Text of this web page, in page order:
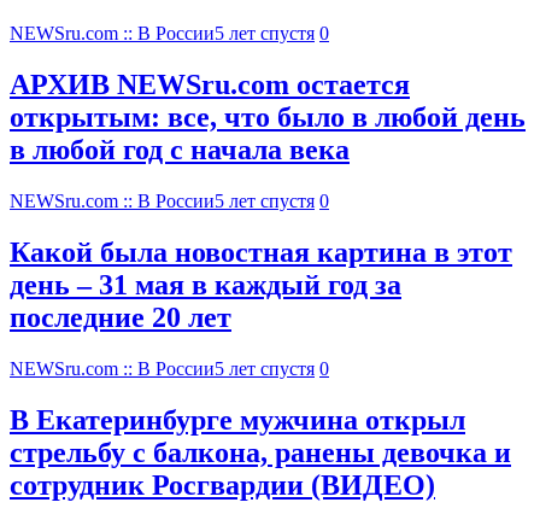
NEWSru.com :: В России5 лет спустя 0
АРХИВ NEWSru.com остается
открытым: все, что было в любой день
в любой год с начала века
NEWSru.com :: В России5 лет спустя 0
Какой была новостная картина в этот
день – 31 мая в каждый год за
последние 20 лет
NEWSru.com :: В России5 лет спустя 0
В Екатеринбурге мужчина открыл
стрельбу с балкона, ранены девочка и
сотрудник Росгвардии (ВИДЕО)